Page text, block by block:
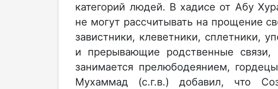
категорий людей. В хадисе от Абу
не могут рассчитывать на прощение
завистники, клеветники, сплетники,
и прерывающие родственные связи,
занимается прелюбодеянием,
Мухаммад (с.г.в.) добавил, что